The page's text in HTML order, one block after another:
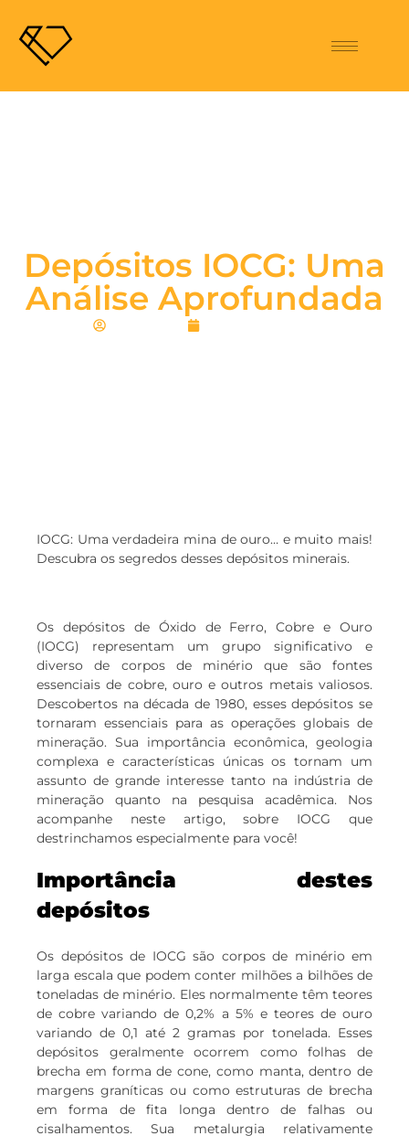
Depósitos IOCG: Uma
Análise Aprofundada
IOCG: Uma verdadeira mina de ouro… e muito mais!
Descubra os segredos desses depósitos minerais.
Os depósitos de Óxido de Ferro, Cobre e Ouro
(IOCG) representam um grupo significativo e
diverso de corpos de minério que são fontes
essenciais de cobre, ouro e outros metais valiosos.
Descobertos na década de 1980, esses depósitos se
tornaram essenciais para as operações globais de
mineração. Sua importância econômica, geologia
complexa e características únicas os tornam um
assunto de grande interesse tanto na indústria de
mineração quanto na pesquisa acadêmica. Nos
acompanhe neste artigo, sobre IOCG que
destrinchamos especialmente para você!
Importância destes
depósitos
Os depósitos de IOCG são corpos de minério em
larga escala que podem conter milhões a bilhões de
toneladas de minério. Eles normalmente têm teores
de cobre variando de 0,2% a 5% e teores de ouro
variando de 0,1 até 2 gramas por tonelada. Esses
depósitos geralmente ocorrem como folhas de
brecha em forma de cone, como manta, dentro de
margens graníticas ou como estruturas de brecha
em forma de fita longa dentro de falhas ou
cisalhamentos. Sua metalurgia relativamente